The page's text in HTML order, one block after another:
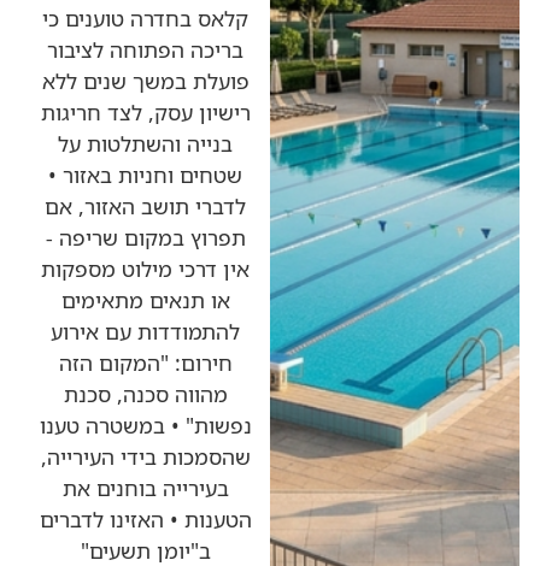
קלאס בחדרה טוענים כי
בריכה הפתוחה לציבור
פועלת במשך שנים ללא
רישיון עסק, לצד חריגות
בנייה והשתלטות על
שטחים וחניות באזור •
לדברי תושב האזור, אם
תפרוץ במקום שריפה -
אין דרכי מילוט מספקות
או תנאים מתאימים
להתמודדות עם אירוע
חירום: "המקום הזה
מהווה סכנה, סכנת
נפשות" • במשטרה טענו
שהסמכות בידי העירייה,
בעירייה בוחנים את
הטענות • האזינו לדברים
ב"יומן תשעים"